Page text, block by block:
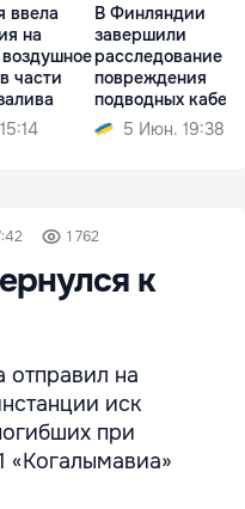
ввела
на
части
В Финляндии
завершили
расследование
повреждения
подводных
судном Fitburg
5 Июн. 19:38
1 762
к
отправил на
иск
при
«Когалымавиа»